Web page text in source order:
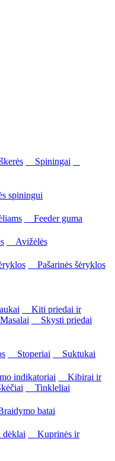
Spiningai
spiningui
Feeder guma
Avižėlės
Pašarinės šėryklos
Kiti priedai ir
Skysti priedai
Stoperiai
Suktukai
indikatoriai
Kibirai ir
Tinkleliai
batai
Kuprinės ir